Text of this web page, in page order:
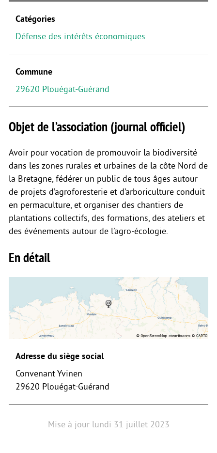
Catégories
Défense des intérêts économiques
Commune
29620 Plouégat-Guérand
Objet de l’association (journal officiel)
Avoir pour vocation de promouvoir la biodiversité
dans les zones rurales et urbaines de la côte Nord de
la Bretagne, fédérer un public de tous âges autour
de projets d’agroforesterie et d’arboriculture conduit
en permaculture, et organiser des chantiers de
plantations collectifs, des formations, des ateliers et
des événements autour de l’agro-écologie.
En détail
Adresse du siège social
Convenant Yvinen
29620 Plouégat-Guérand
Mise à jour lundi 31 juillet 2023